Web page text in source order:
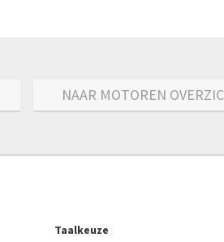
NAAR MOTOREN
Taalkeuze